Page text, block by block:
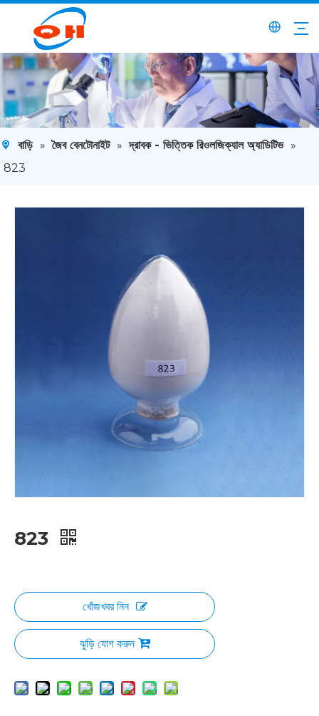
বাড়ি » জৈব বেনটোনাইট » দ্রাবক - ভিত্তিক রিওলজিক্যাল অ্যাডিটিভ »
823
823
খোঁজখবর নিন
ঝুড়ি যোগ করুন